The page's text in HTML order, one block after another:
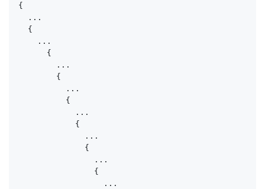
{
  ...
  {
    ...
      {
        ...
        {
          ...
          {
            ...
            {
              ...
              {
                ...
                {
                  ...